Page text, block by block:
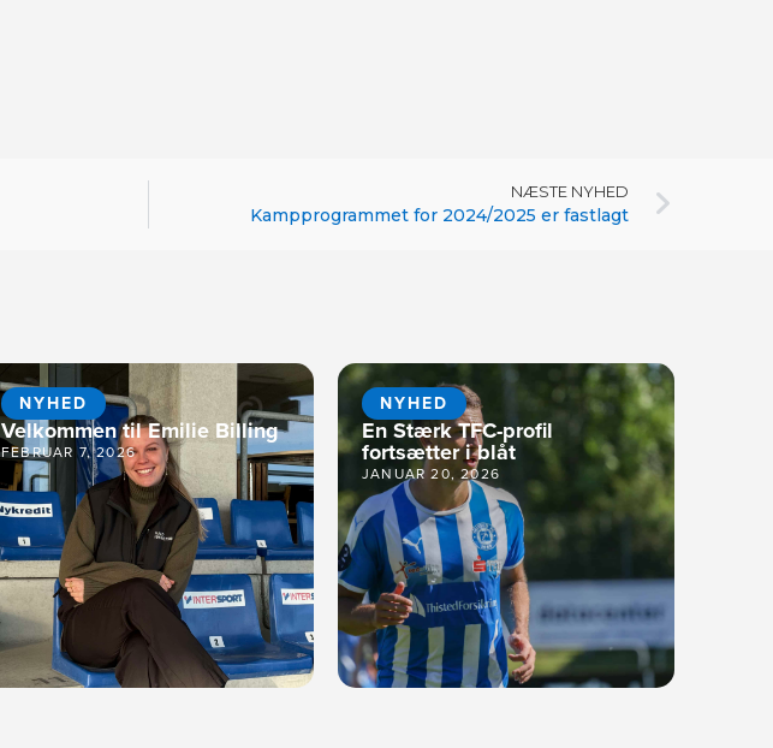
NÆSTE NYHED
Kampprogrammet for 2024/2025 er fastlagt
NYHED
Velkommen til Emilie Billing
FEBRUAR 7, 2026
NYHED
En Stærk TFC-profil
fortsætter i blåt
JANUAR 20, 2026